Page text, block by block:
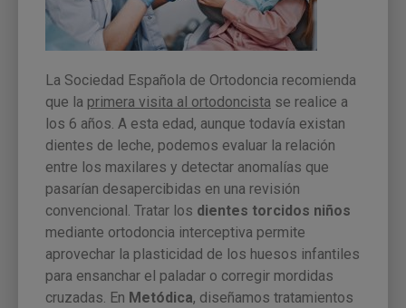
La Sociedad Española de Ortodoncia recomienda
que la primera visita al ortodoncista se realice a
los 6 años. A esta edad, aunque todavía existan
dientes de leche, podemos evaluar la relación
entre los maxilares y detectar anomalías que
pasarían desapercibidas en una revisión
convencional. Tratar los dientes torcidos niños
mediante ortodoncia interceptiva permite
aprovechar la plasticidad de los huesos infantiles
para ensanchar el paladar o corregir mordidas
cruzadas. En Metódica, diseñamos tratamientos